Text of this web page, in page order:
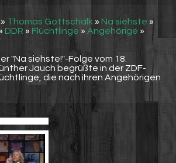
» Thomas Gottschalk » Na siehste »
DDR » Flüchtlinge » Angehörige »
"Na siehste!"-Folge vom 18.
Jauch begrüßte in der ZDF-
die nach ihren Angehörigen